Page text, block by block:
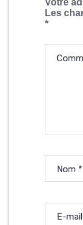
Votre
Les
*
Nom *
E-mail